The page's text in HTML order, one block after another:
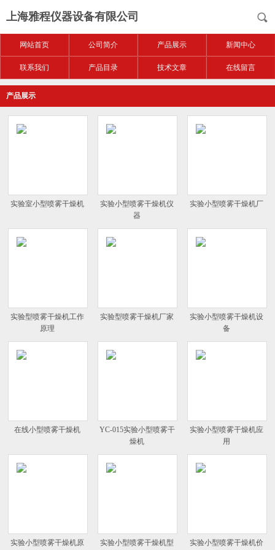
上海雅程仪器设备有限公司
网站首页 公司简介 产品展示 新闻中心
联系我们 产品目录 技术文章 在线留言
产品展示
实验室小型喷雾干燥机
实验小型喷雾干燥机仪
器
实验小型喷雾干燥机厂
实验型喷雾干燥机工作
原理
实验型喷雾干燥机厂家
实验小型喷雾干燥机设
备
在线小型喷雾干燥机
YC-015实验小型喷雾干
燥机
实验小型喷雾干燥机应
用
实验小型喷雾干燥机原
实验小型喷雾干燥机型
实验小型喷雾干燥机价